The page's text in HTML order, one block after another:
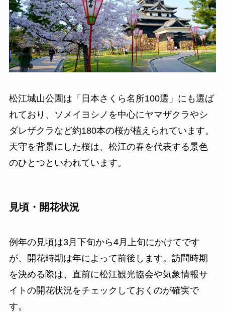
松江城山公園は「日本さくら名所100選」にも選ば
れており、ソメイヨシノを中心にヤマザクラやシ
ダレザクラなど約180本の桜が植えられています。
天守を背景にした桜は、松江の春を代表する景色
のひとつといわれています。
見頃・開花状況
例年の見頃は3月下旬から4月上旬にかけてです
が、開花時期は年によって前後します。訪問時期
を決める際は、直前に松江観光協会や気象情報サ
イトの開花状況をチェックしておくのが確実で
す。